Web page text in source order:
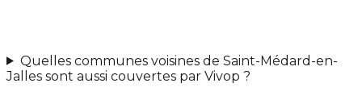
Quelles communes voisines de Saint-Médard-en-
Jalles sont aussi couvertes par Vivop ?